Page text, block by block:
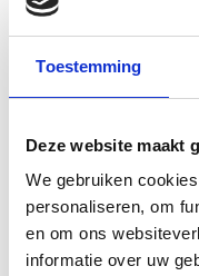
Toestemming
Deze website maakt
We gebruiken
personaliseren, om
en om ons
informatie over uw